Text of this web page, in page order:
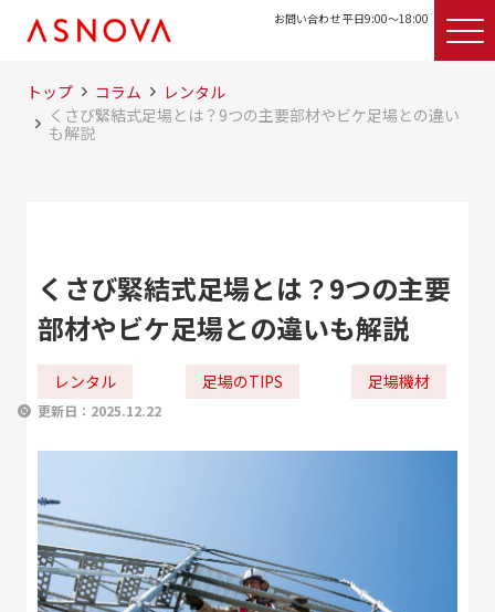
お問い合わせ 平日9:00〜18:00
トップ コラム
レンタル
くさび緊結式足場とは？9つの主要部材やビケ足場との違い
も解説
くさび緊結式足場とは？9つの主要
部材やビケ足場との違いも解説
レンタル 足場のTIPS 足場機材
更新日： 2025.12.22